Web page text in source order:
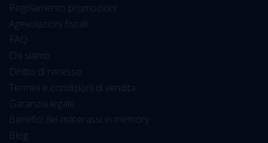
Regolamento promozioni
Agevolazioni fiscali
FAQ
Chi siamo
Diritto di recesso
Termini e condizioni di vendita
Garanzia legale
Benefici dei materassi in memory
Blog